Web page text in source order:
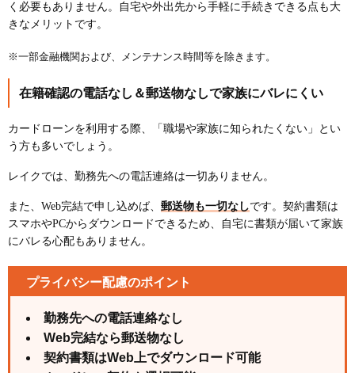
く必要もありません。自宅や外出先から手軽に手続きできる点も大
きなメリットです。
※一部金融機関および、メンテナンス時間等を除きます。
在籍確認の電話なし＆郵送物なしで家族にバレにくい
カードローンを利用する際、「職場や家族に知られたくない」とい
う方も多いでしょう。
レイクでは、勤務先への電話連絡は一切ありません。
また、Web完結で申し込めば、 郵送物も一切なしです。契約書類は
スマホやPCからダウンロードできるため、自宅に書類が届いて家族
にバレる心配もありません。
プライバシー配慮のポイント
勤務先への電話連絡なし
Web完結なら郵送物なし
契約書類はWeb上でダウンロード可能